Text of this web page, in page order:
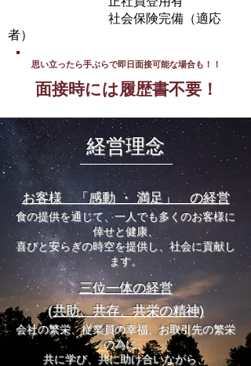
社会保険完備（適応
者）
思い立ったら手ぶらで即日面接可能な場合も！！
面接時には履歴書不要！
経営理念
お客様 「感動 ・ 満足」 の経営
食の提供を通じて、一人でも多くのお客様に
倖せと健康、
喜びと安らぎの時空を提供し、社会に貢献し
ます。
三位一体の経営
(共助、共存、共栄の精神)
会社の繁栄、従業員の幸福、お取引先の繁栄
の為に、
共に学び、共に助け合いながら、